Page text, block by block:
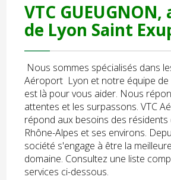
VTC
de Lyon Saint
Nous sommes spécialisés dans
Aéroport Lyon et notre équipe
est là pour vous aider. Nous
attentes et les surpassons. VTC
répond aux besoins des résidents
Rhône-Alpes et ses environs.
société s'engage à être la
domaine. Consultez une liste
services ci-dessous.